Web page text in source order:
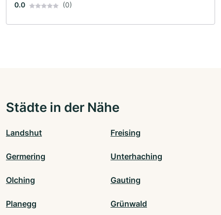
0.0 (0)
Städte in der Nähe
Landshut Freising
Germering Unterhaching
Olching Gauting
Planegg Grünwald